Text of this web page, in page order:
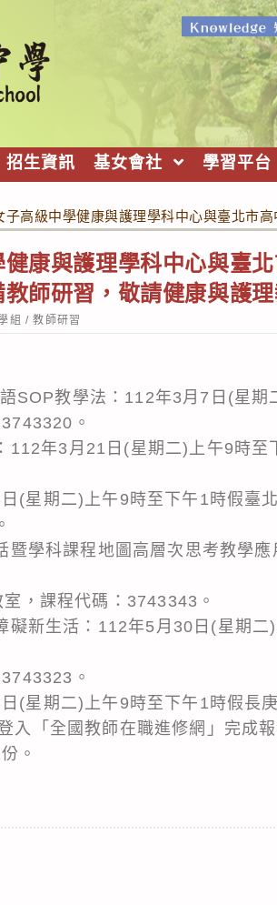
招生資訊 基女會社 學習平台
子高級中學健康與護理學科中心與臺北市
康與護理學科中心與臺
師研習，敬請健康與護理
組 / 教師研習
SOP教學法：112年3月7日(星
。
112年3月21日(星期二)上午9時至
(星期二)上午9時至下午1時假臺
暨學科課程地圖高層次思考教學
，課程代碼：3743343。
礙新生活：112年5月30日(星期
。
日(星期二)上午9時至下午1時假
入「全國教師在職進修網」完成報
。